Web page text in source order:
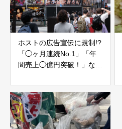
ホストの広告宣伝に規制!?
「◯ヶ月連続No.1」「年
間売上◯億円突破！」など